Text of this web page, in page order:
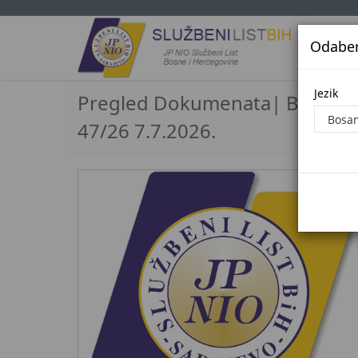
Jezik
Pregled Dokumenata| Broj
47/26 7.7.2026.